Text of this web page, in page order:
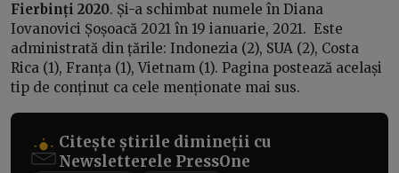
Fierbinți 2020. Și-a schimbat numele în Diana
Iovanovici Șoșoacă 2021 în 19 ianuarie, 2021. Este
administrată din țările: Indonezia (2), SUA (2), Costa
Rica (1), Franța (1), Vietnam (1). Pagina postează același
tip de conținut ca cele menționate mai sus.
Citește știrile dimineții cu
Newsletterele PressOne